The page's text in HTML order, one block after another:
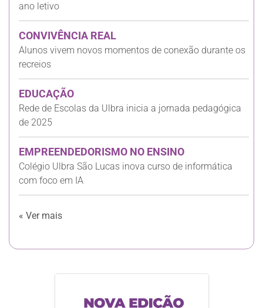
ano letivo
CONVIVÊNCIA REAL
Alunos vivem novos momentos de conexão durante os
recreios
EDUCAÇÃO
Rede de Escolas da Ulbra inicia a jornada pedagógica
de 2025
EMPREENDEDORISMO NO ENSINO
Colégio Ulbra São Lucas inova curso de informática
com foco em IA
« Ver mais